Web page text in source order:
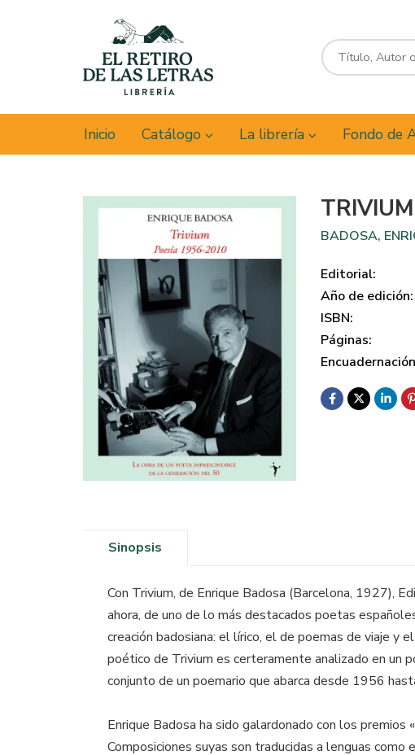
Inicio Catálogo La librería Fondo de
TRIVIUM
BADOSA,
Editorial:
Año de edición:
ISBN:
Páginas:
Sinopsis
Con Trivium, de Enrique Badosa (Barcelona, 1927),
ahora, de uno de lo más destacados poetas
creación badosiana: el lírico, el de poemas de viaje y
poético de Trivium es certeramente analizado en un
conjunto de un poemario que abarca desde 1956
Enrique Badosa ha sido galardonado con los premios
Composiciones suyas son traducidas a lenguas